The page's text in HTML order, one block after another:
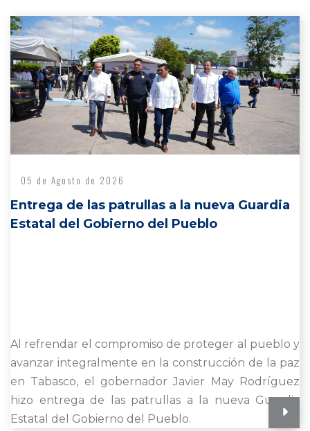
05 de Agosto de 2026
Entrega de las patrullas a la nueva Guardia
Estatal del Gobierno del Pueblo
Al refrendar el compromiso de proteger al pueblo y
avanzar integralmente en la construcción de la paz
en Tabasco, el gobernador Javier May Rodríguez
hizo entrega de las patrullas a la nueva Guardia
Estatal del Gobierno del Pueblo.